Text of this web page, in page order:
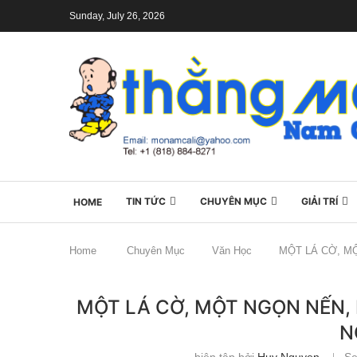
Sunday, July 26, 2026
HOME TIN TỨC CHUYÊN MỤC GIẢI TRÍ
Home Chuyên Mục Văn Học MỘT LÁ CỜ,
MỘT LÁ CỜ, MỘT NGỌN